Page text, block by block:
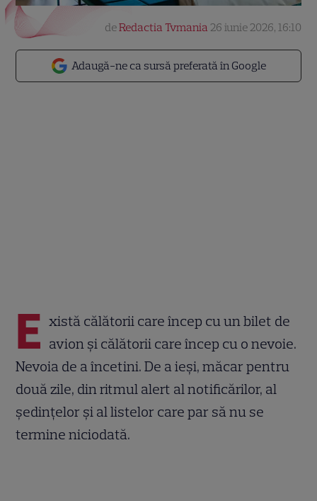
Adaugă-ne ca sursă preferată în Google
deRedactia Tvmania 26 iunie 2026, 16:10
E xistă călătorii care încep cu un bilet de
avion și călătorii care încep cu o nevoie.
Nevoia de a încetini. De a ieși, măcar pentru
două zile, din ritmul alert al notificărilor, al
ședințelor și al listelor care par să nu se
termine niciodată.